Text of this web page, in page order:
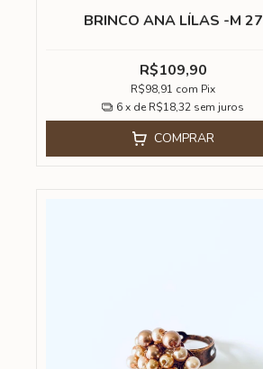
BRINCO ANA LÍLAS -M 27
R$109,90
R$98,91 com Pix
6 x de R$18,32 sem juros
COMPRAR